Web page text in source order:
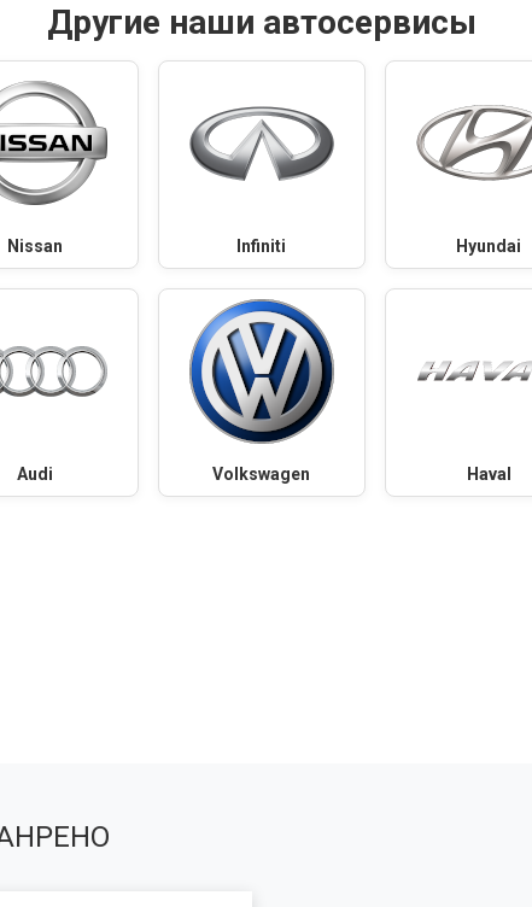
Другие наши автосервисы
Nissan Infiniti Hyundai
Audi Volkswagen Haval